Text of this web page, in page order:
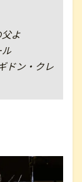
よ
ドン・クレ